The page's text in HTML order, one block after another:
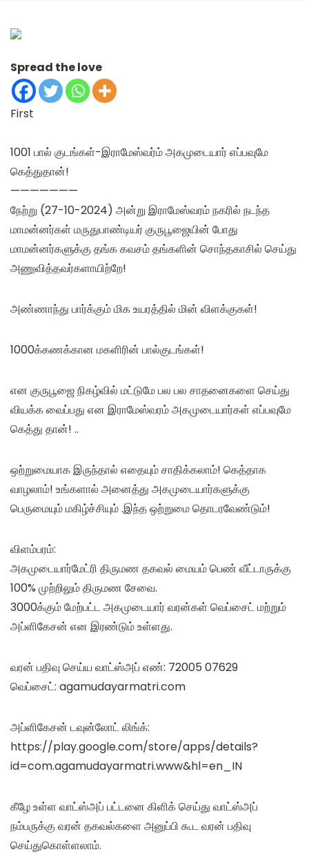
Spread the love
First
1001 பால் குடங்கள்-இராமேஸ்வர்ம் அகமுடையார் எப்பவுமே
கெத்துதான்!
———————
நேற்று (27-10-2024) அன்று இராமேஸ்வரம் நகரில் நடந்த
மாமன்னர்கள் மருதுபாண்டியர் குருபூஜையின் போது
மாமன்னர்களுக்கு தங்க கவசம் தங்களின் சொந்தகாசில் செய்து
அணுவித்தவர்களாயிற்றே!
அண்ணாந்து பார்க்கும் மிக உயரத்தில் மின் விளக்குகள்!
1000க்கணக்கான மகளிரின் பால்குடங்கள்!
என குருபூஜை நிகழ்வில் மட்டுமே பல பல சாதனைகளை செய்து
வியக்க வைப்பது என இராமேஸ்வரம் அகமுடையார்கள் எப்பவுமே
கெத்து தான்! ..
ஒற்றுமையாக இருந்தால் எதையும் சாதிக்கலாம்! கெத்தாக
வாழலாம்! உங்களால் அனைத்து அகமுடையார்களுக்கு
பெருமையும் மகிழ்ச்சியும் .இந்த ஒற்றுமை தொடரவேண்டும்!
விளம்பரம்:
அகமுடையார்மேட்ரி திருமண தகவல் மையம் பெண் வீட்டாருக்கு
100% முற்றிலும் திருமண சேவை.
3000க்கும் மேற்பட்ட அகமுடையார் வரன்கள் வெப்சைட் மற்றும்
அப்ளிகேசன் என இரண்டும் உள்ளது.
வரன் பதிவு செய்ய வாட்ஸ்அப் எண்: 72005 07629
வெப்சைட்: agamudayarmatri.com
அப்ளிகேசன் டவுன்லோட் லிங்க்:
https://play.google.com/store/apps/details?
id=com.agamudayarmatri.www&hl=en_IN
கீழே உள்ள வாட்ஸ்அப் பட்டனை கிளிக் செய்து வாட்ஸ்அப்
நம்பருக்கு வரன் தகவல்களை அனுப்பி கூட வரன் பதிவு
செய்துகொள்ளலாம்.